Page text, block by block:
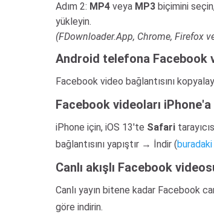
Adım 2: MP4 veya MP3 biçimini
yükleyin.
(FDownloader.App, Chrome, Firefox
Android telefona Facebook
Facebook video bağlantısını
Facebook videoları
iPhone için, iOS 13'te Safari
bağlantısını yapıştır → İndir (
Canlı akışlı Facebook
Canlı yayın bitene kadar Facebook
göre indirin.